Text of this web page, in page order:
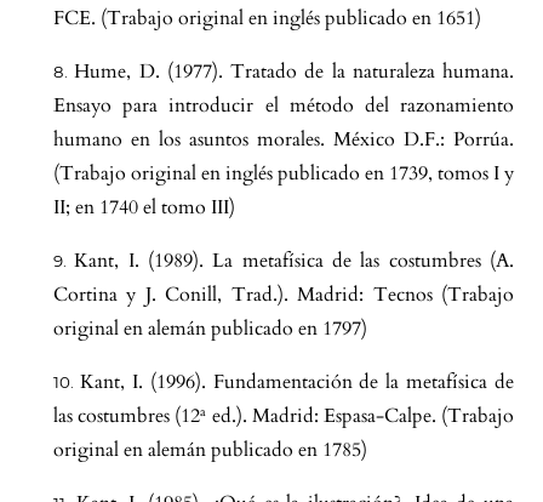
FCE. (Trabajo original en inglés publicado en 1651)
Hume, D. (1977). Tratado de la naturaleza humana.
Ensayo para introducir el método del razonamiento
humano en los asuntos morales. México D.F.: Porrúa.
(Trabajo original en inglés publicado en 1739, tomos I y
II; en 1740 el tomo III)
Kant, I. (1989). La metafísica de las costumbres (A.
Cortina y J. Conill, Trad.). Madrid: Tecnos (Trabajo
original en alemán publicado en 1797)
Kant, I. (1996). Fundamentación de la metafísica de
las costumbres (12ª ed.). Madrid: Espasa-Calpe. (Trabajo
original en alemán publicado en 1785)